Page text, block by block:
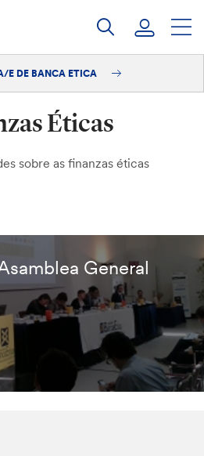
E DE BANCA ETICA
Éticas
sobre as finanzas éticas
General